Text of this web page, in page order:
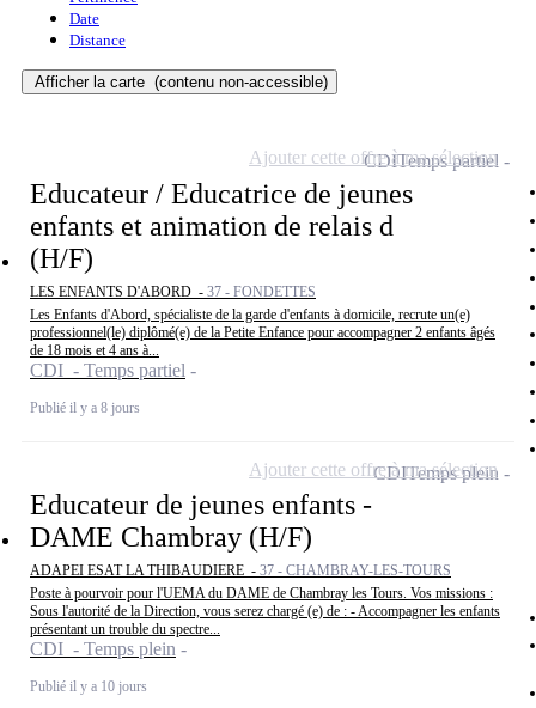
Date
Distance
Afficher la carte (contenu non-accessible)
Educateur / Educatrice de jeunes
enfants et animation de relais d
(H/F)
LES ENFANTS D'ABORD - 37 - FONDETTES
Les Enfants d'Abord, spécialiste de la garde d'enfants à domicile, recrute un(e)
professionnel(le) diplômé(e) de la Petite Enfance pour accompagner 2 enfants âgés
de 18 mois et 4 ans à...
CDI - Temps partiel
Publié il y a 8 jours
CDITemps partiel
Ajouter cette offre à ma sélection
Educateur de jeunes enfants -
DAME Chambray (H/F)
ADAPEI ESAT LA THIBAUDIERE - 37 - CHAMBRAY-LES-TOURS
Poste à pourvoir pour l'UEMA du DAME de Chambray les Tours. Vos missions :
Sous l'autorité de la Direction, vous serez chargé (e) de : - Accompagner les enfants
présentant un trouble du spectre...
CDI - Temps plein
Publié il y a 10 jours
CDITemps plein
Ajouter cette offre à ma sélection